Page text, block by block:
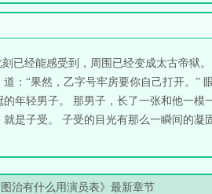
已经能感受到，周围已经变成太古帝狱
：“果然，乙字号牢房要你自己打开。”
年轻男子。 那男子，长了一张和他一模
是子受。 子受的目光有那么一瞬间的凝
图治有什么用演员表》最新章节